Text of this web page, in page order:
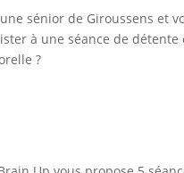
sénior de Giroussens et
à une séance de détente
?